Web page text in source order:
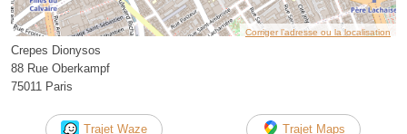
Corriger l’adresse ou la localisation
Crepes Dionysos
88 Rue Oberkampf
75011 Paris
Trajet Waze Trajet Maps